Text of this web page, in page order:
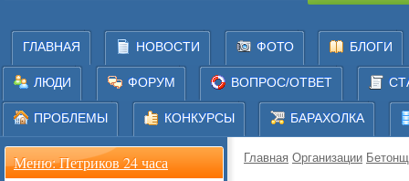
ГЛАВНАЯ НОВОСТИ ФОТО БЛОГИ
ЛЮДИ ФОРУМ ВОПРОС/ОТВЕТ
ПРОБЛЕМЫ КОНКУРСЫ БАРАХОЛКА
Главная Организации
Меню: Петриков 24 часа